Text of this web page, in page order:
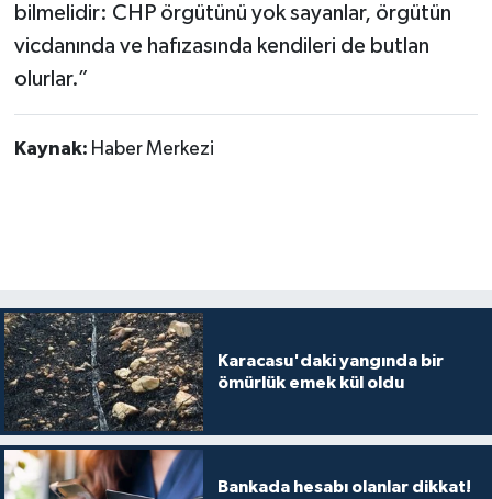
bilmelidir: CHP örgütünü yok sayanlar, örgütün
vicdanında ve hafızasında kendileri de butlan
olurlar.”
Kaynak: Haber Merkezi
Karacasu'daki yangında bir
ömürlük emek kül oldu
Bankada hesabı olanlar dikkat!